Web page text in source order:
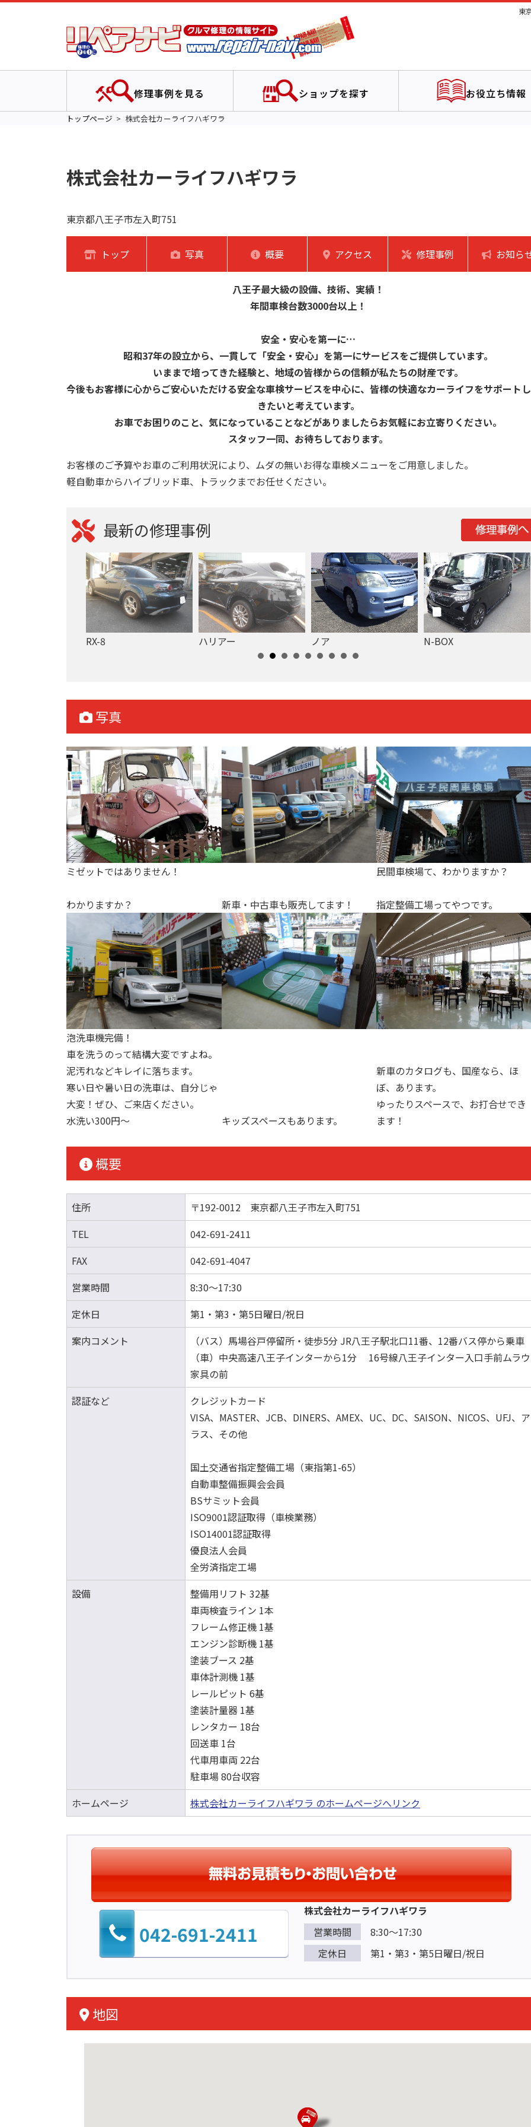
東
修理事例を見る ショップを探す お役立ち情報
トップページ 株式会社カーライフハギワラ
株式会社カーライフハギワラ
東京都八王子市左入町751
トップ 写真 概要 アクセス 修理事例 お知ら
八王子最大級の設備、技術、実績！
年間車検台数3000台以上！
安全・安心を第一に…
昭和37年の設立から、一貫して「安全・安心」を第一にサービスをご提供しています。
いままで培ってきた経験と、地域の皆様からの信頼が私たちの財産です。
今後もお客様に心からご安心いただける安全な車検サービスを中心に、皆様の快適なカーライフをサポート
きたいと考えています。
お車でお困りのこと、気になっていることなどがありましたらお気軽にお立寄りください。
スタッフ一同、お待ちしております。
お客様のご予算やお車のご利用状況により、ムダの無いお得な車検メニューをご用意しました。
軽自動車からハイブリッド車、トラックまでお任せください。
最新の修理事例
RX-8 ハリアー ノア N-BOX
写真
ミゼットではありません！
わかりますか？ 新車・中古車も販売してます！
民間車検場て、わかりますか？
指定整備工場ってやつです。
泡洗車機完備！
車を洗うのって結構大変ですよね。
泥汚れなどキレイに落ちます。
寒い日や暑い日の洗車は、自分じゃ
大変！ぜひ、ご来店ください。
水洗い300円～
キッズスペースもあります。
新車のカタログも、国産なら、ほ
ぼ、あります。
ゆったりスペースで、お打合せでき
ます！
概要
住所
〒192-0012 東京都八王子市左入町751
TEL
042-691-2411
FAX
042-691-4047
営業時間
8:30～17:30
定休日
第1・第3・第5日曜日/祝日
案内コメント
（バス）馬場谷戸停留所・徒歩5分 JR八王子駅北口11番、12番バス停から乗車
（車）中央高速八王子インターから1分 16号線八王子インター入口手前ムラ
家具の前
認証など
クレジットカード
VISA、MASTER、JCB、DINERS、AMEX、UC、DC、SAISON、NICOS、UFJ、
ラス、その他
国土交通省指定整備工場（東指第1-65）
自動車整備振興会会員
BSサミット会員
ISO9001認証取得（車検業務）
ISO14001認証取得
優良法人会員
全労済指定工場
設備
整備用リフト 32基
車両検査ライン 1本
フレーム修正機 1基
エンジン診断機 1基
塗装ブース 2基
車体計測機 1基
レールピット 6基
塗装計量器 1基
レンタカー 18台
回送車 1台
代車用車両 22台
駐車場 80台収容
ホームページ
株式会社カーライフハギワラ のホームページへリンク
042-691-2411
株式会社カーライフハギワラ
営業時間
8:30～17:30
定休日
第1・第3・第5日曜日/祝日
地図